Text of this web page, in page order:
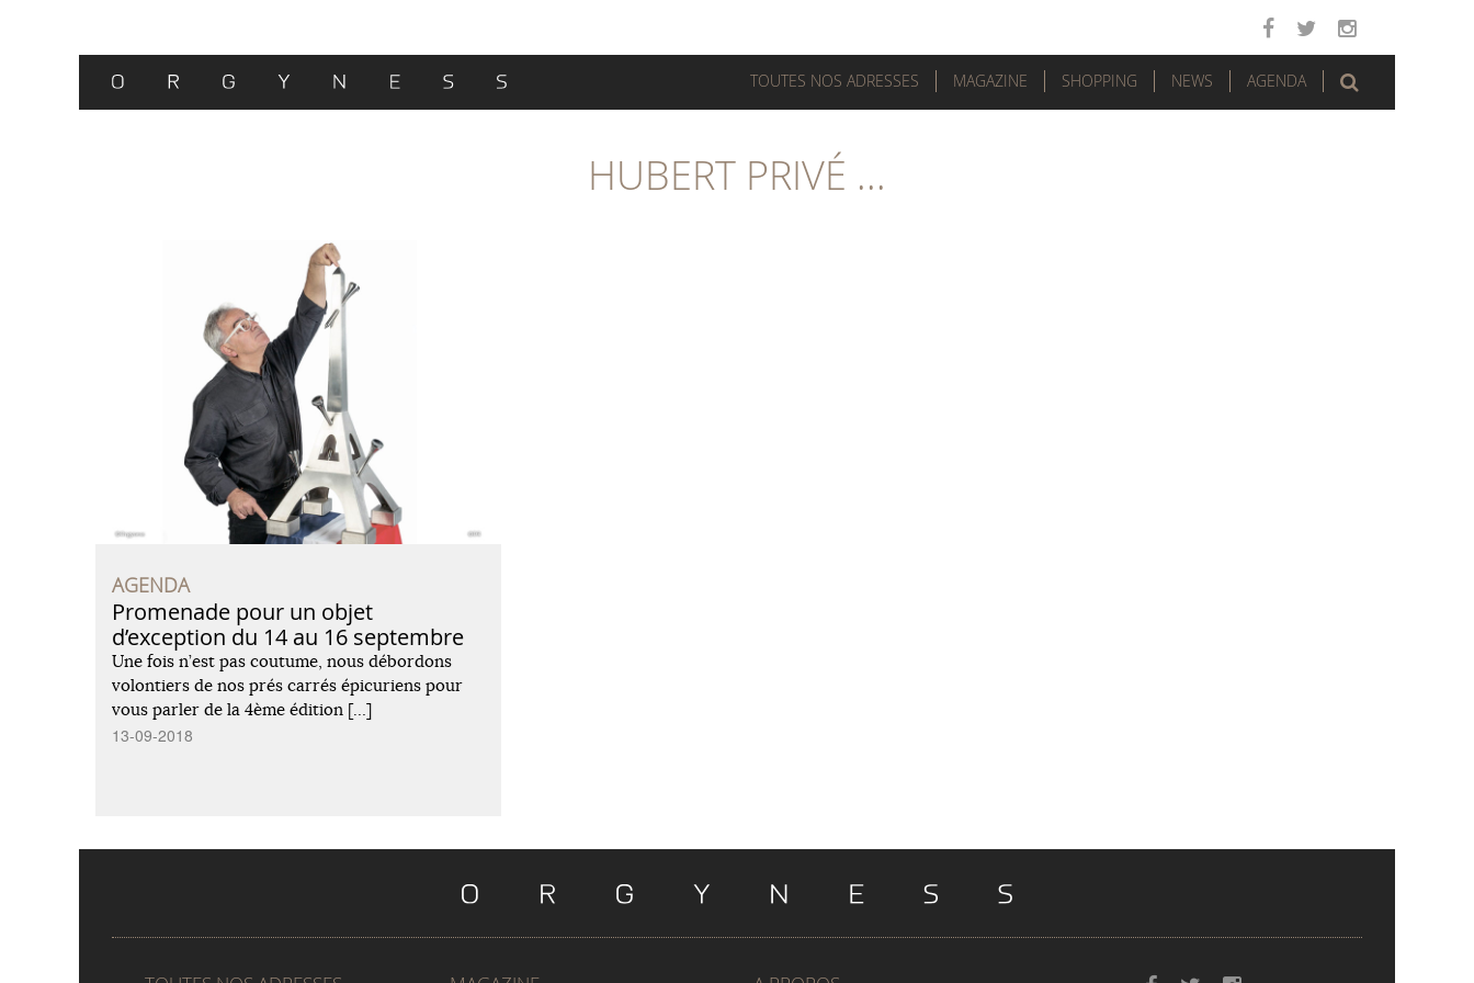
TOUTES NOS ADRESSES MAGAZINE SHOPPING NEWS AGENDA
HUBERT PRIVÉ ...
AGENDA
Promenade pour un objet
d’exception du 14 au 16 septembre
Une fois n’est pas coutume, nous débordons
volontiers de nos prés carrés épicuriens pour
vous parler de la 4ème édition […]
13-09-2018